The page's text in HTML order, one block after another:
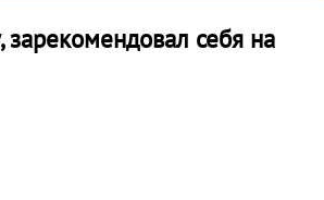
себя на